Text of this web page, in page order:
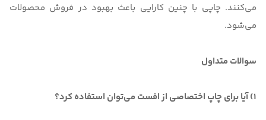
می‌کنند. چاپی با چنین کارایی باعث بهبود در فروش محصولات
می‌شود.
سوالات متداول
1) آیا برای چاپ اختصاصی از افست می‌توان استفاده کرد؟